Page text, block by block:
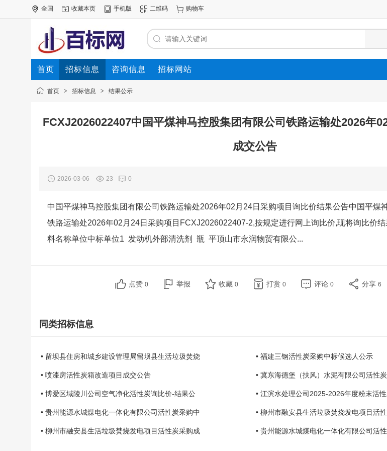
全国 收藏本页 手机版 二维码 购物车
首页 招标信息 咨询信息 招标网站
首页 > 招标信息 > 结果公示
FCXJ2026022407中国平煤神马控股集团有限公司铁路运输处2026年
成交公告
2026-03-06 23 0
中国平煤神马控股集团有限公司铁路运输处2026年02月24日采购项目询比价结果公告中国平煤
铁路运输处2026年02月24日采购项目FCXJ2026022407-2,按规定进行网上询比价,现将询比价
料名称单位中标单位1 发动机外部清洗剂 瓶 平顶山市永润物贸有限公...
点赞 0 举报 收藏 0 打赏 0 评论 0 分享 6
同类招标信息
• 留坝县住房和城乡建设管理局留坝县生活垃圾焚烧 • 福建三钢活性炭采购中标候选人公示
• 喷漆房活性炭箱改造项目成交公告 • 冀东海德堡（扶风）水泥有限公司活性
• 博爱区域陵川公司空气净化活性炭询比价-结果公 • 江滨水处理公司2025-2026年度粉末活
• 贵州能源水城煤电化一体化有限公司活性炭采购中 • 柳州市融安县生活垃圾焚烧发电项目活
• 柳州市融安县生活垃圾焚烧发电项目活性炭采购成 • 贵州能源水城煤电化一体化有限公司活